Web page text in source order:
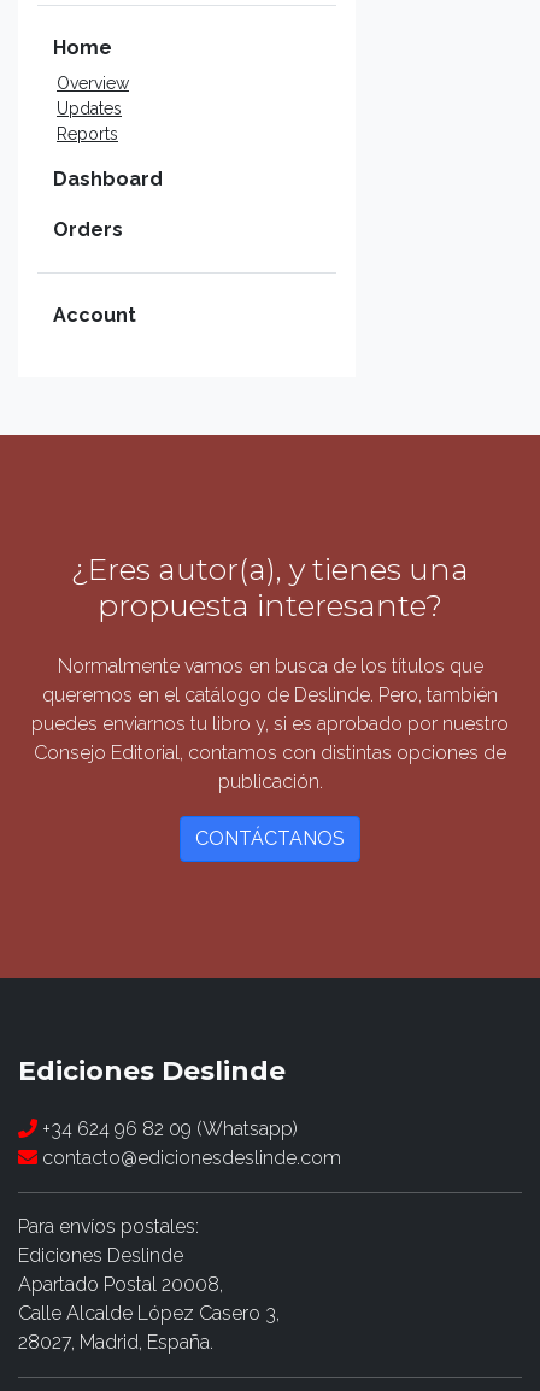
Home
Overview
Updates
Reports
Dashboard
Orders
Account
¿Eres autor(a), y tienes una
propuesta interesante?
Normalmente vamos en busca de los títulos que
queremos en el catálogo de Deslinde. Pero, también
puedes enviarnos tu libro y, si es aprobado por nuestro
Consejo Editorial, contamos con distintas opciones de
publicación.
CONTÁCTANOS
Ediciones Deslinde
+34 624 96 82 09 (Whatsapp)
contacto@edicionesdeslinde.com
Para envíos postales:
Ediciones Deslinde
Apartado Postal 20008,
Calle Alcalde López Casero 3,
28027, Madrid, España.